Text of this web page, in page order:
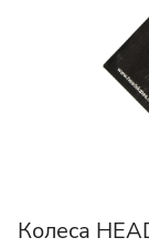
Колеса